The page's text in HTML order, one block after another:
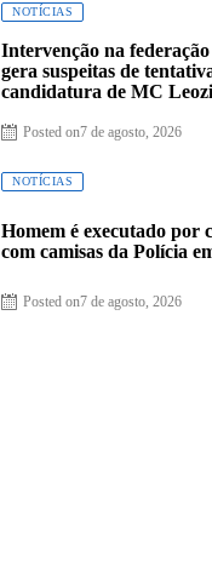
NOTÍCIAS
Intervenção na
gera suspeitas de
candidatura de MC
Posted on7 de agosto, 2026
NOTÍCIAS
Homem é executado por
com camisas da Polícia
Posted on7 de agosto, 2026